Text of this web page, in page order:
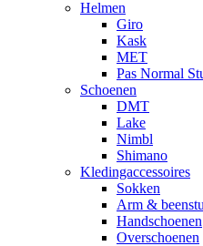
Helmen
Giro
Kask
MET
Pas Normal
Schoenen
DMT
Lake
Nimbl
Shimano
Kledingaccessoires
Sokken
Arm &
Handschoenen
Overschoenen